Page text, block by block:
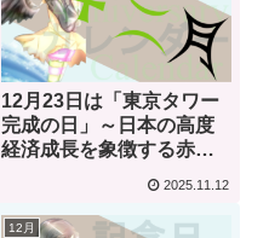
12月23日は「東京タワー
完成の日」～日本の高度
経済成長を象徴する赤と
白の塔～【何気ない今日
2025.11.12
12月